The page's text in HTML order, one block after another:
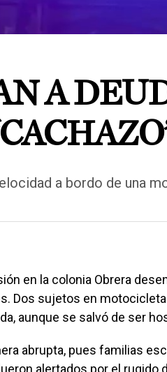
A
a bordo de una
en la colonia Obrera
Dos sujetos en
aunque se salvó de ser
abrupta, pues familias
alertados por el rugido